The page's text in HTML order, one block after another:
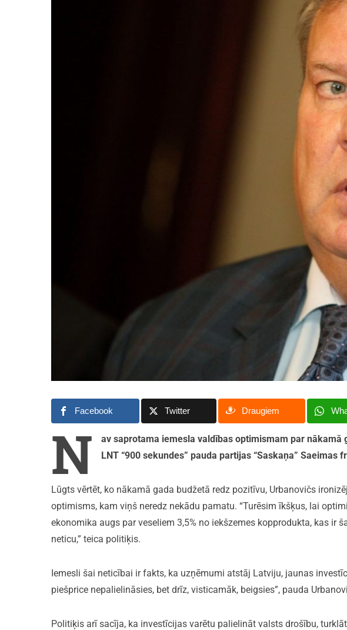
Facebook Twitter Draugiem
N
av saprotama iemesla valdības optimismam par nākamā
LNT “900 sekundes” pauda partijas “Saskaņa” Saeimas
Lūgts vērtēt, ko nākamā gada budžetā redz pozitīvu, Urbanovičs
optimisms, kam viņš neredz nekādu pamatu. “Turēsim īkšķus, lai
ekonomika augs par veseliem 3,5% no iekšzemes kopprodukta, kas ir
neticu,” teica politiķis.
Iemesli šai neticībai ir fakts, ka uzņēmumi atstāj Latviju, jaunas
piešprice nepalielināsies, bet drīz, visticamāk, beigsies”, pauda
Politiķis arī sacīja, ka investīcijas varētu palielināt valsts drošību,